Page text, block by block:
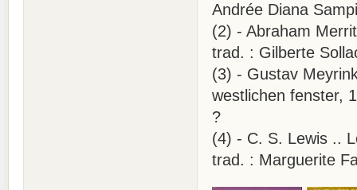
Andrée Diana
(2) - Abraham
trad. : Gilberte
(3) - Gustav
westlichen fenster,
?
(4) - C. S. Lewis ..
trad. : Marguerite